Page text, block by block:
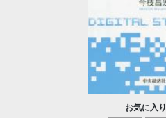
お気に入り